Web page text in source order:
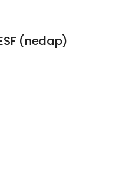
(nedap)